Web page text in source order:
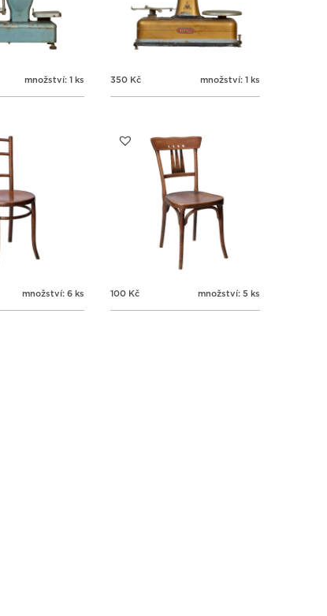
množství: 1 ks 350 Kč množství: 1 ks
množství: 6 ks 100 Kč množství: 5 ks